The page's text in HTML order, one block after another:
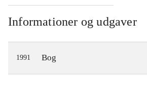
Informationer og udgaver
1991 Bog